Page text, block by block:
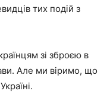
тих подій з
зі зброєю в
Але ми віримо, що